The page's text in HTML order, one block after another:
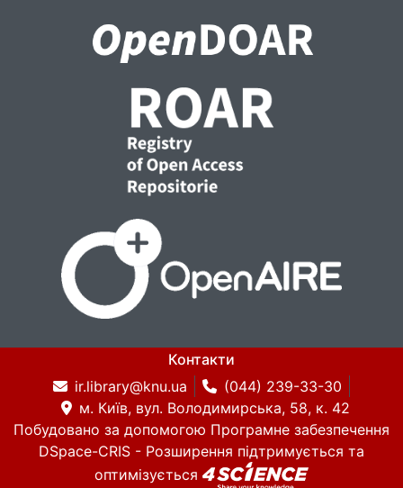
Контакти
ir.library@knu.ua
(044) 239-33-30
м. Київ, вул. Володимирська, 58, к. 42
Побудовано за допомогою Програмне забезпечення
DSpace-CRIS - Розширення підтримується та
оптимізується